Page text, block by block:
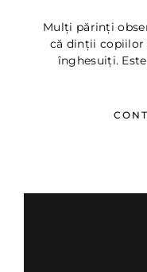
Mulți părinți
că dinții copiilor
înghesuiți.